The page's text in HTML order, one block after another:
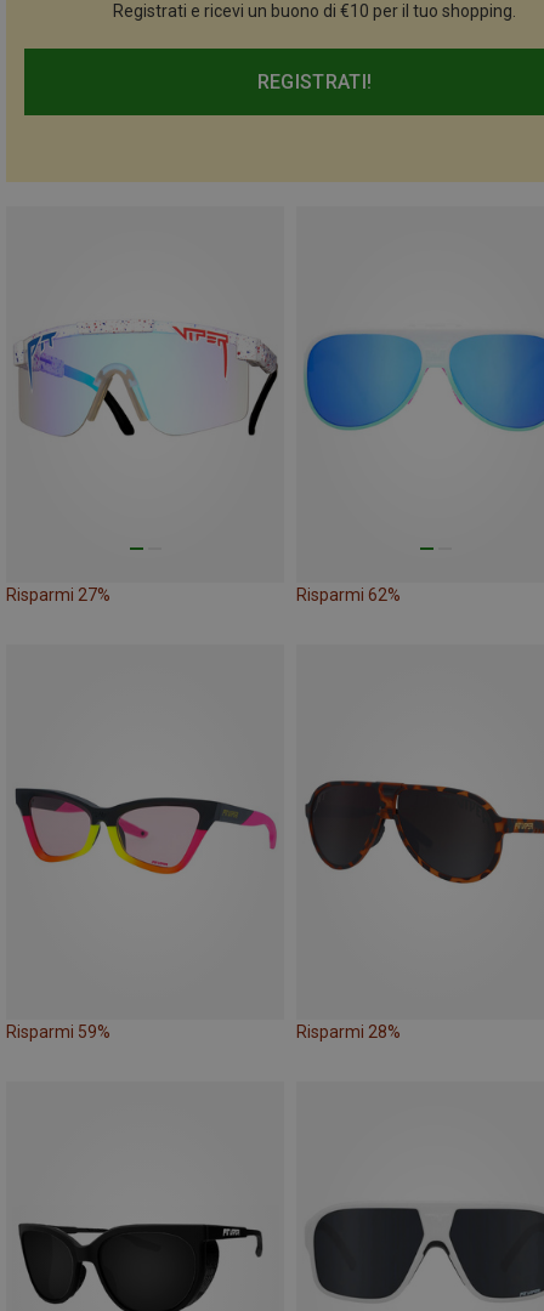
Registrati e ricevi un buono di €10 per il tuo shopping.
REGISTRATI!
Risparmi 27% Risparmi 62%
Risparmi 59% Risparmi 28%